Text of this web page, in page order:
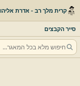
קרית מלך רב - אדרת אליהו
סייר הקבצים